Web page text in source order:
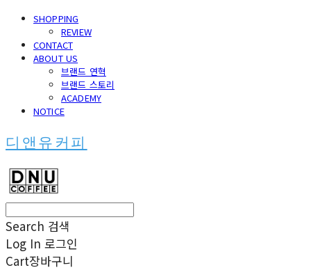
SHOPPING
REVIEW
CONTACT
ABOUT US
브랜드 연혁
브랜드 스토리
ACADEMY
NOTICE
디앤유커피
Search 검색
Log In 로그인
Cart장바구니